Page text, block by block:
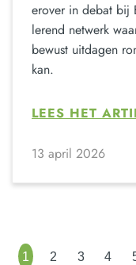
erover in debat bij
lerend netwerk
bewust uitdagen
kan.
LEES HET
13 april 2026
1 2 3 4